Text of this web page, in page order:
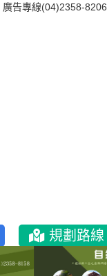
廣告專線(04)2358-8206
規劃路線